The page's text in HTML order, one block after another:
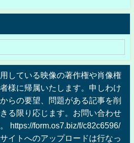
している映像の著作権や肖像権
様に帰属いたします。申しわけ
らの要望、問題がある記事を削
る限り応じます。お問い合わせ
https://form.os7.biz/f/c82c6596/
イトへのアップロードは行なっ